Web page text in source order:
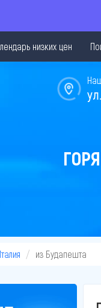
низких цен
из Будапешта